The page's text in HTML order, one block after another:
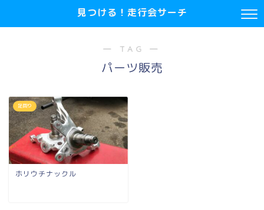
見つける！走行会サーチ
― TAG ―
パーツ販売
足回り
ホリウチナックル